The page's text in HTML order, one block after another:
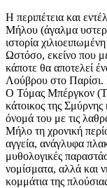
Η περιπέτεια και
Μήλου (άγαλμα
ιστορία
Ωστόσο, εκείνο που
κάποτε θα αποτελεί
Λούβρου στο Παρίσι.
Ο Τόμας Μπέργκον
κάτοικος της Σμύρνης
όνομά του με τις
Μήλο τη χρονική
αγγεία, ανάγλυφα
μυθολογικές
νομίσματα, αλλά και
κομμάτια της